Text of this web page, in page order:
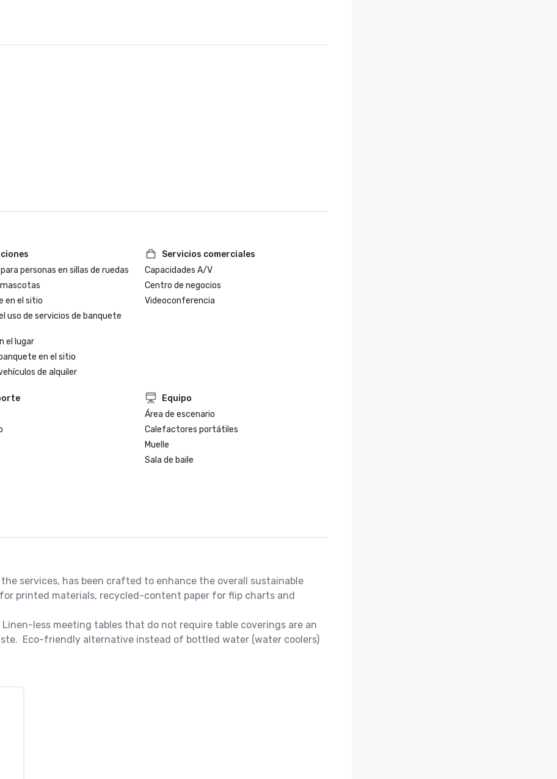
personas en sillas de ruedas
en el sitio
uso de servicios de banquete
el lugar
en el sitio
de alquiler
Servicios comerciales
Capacidades A/V
Centro de negocios
Videoconferencia
Equipo
Área de escenario
Calefactores portátiles
Muelle
Sala de baile
services, has been crafted to enhance the overall sustainable
printed materials, recycled-content paper for flip charts and
less meeting tables that do not require table coverings are an
Eco-friendly alternative instead of bottled water (water coolers)